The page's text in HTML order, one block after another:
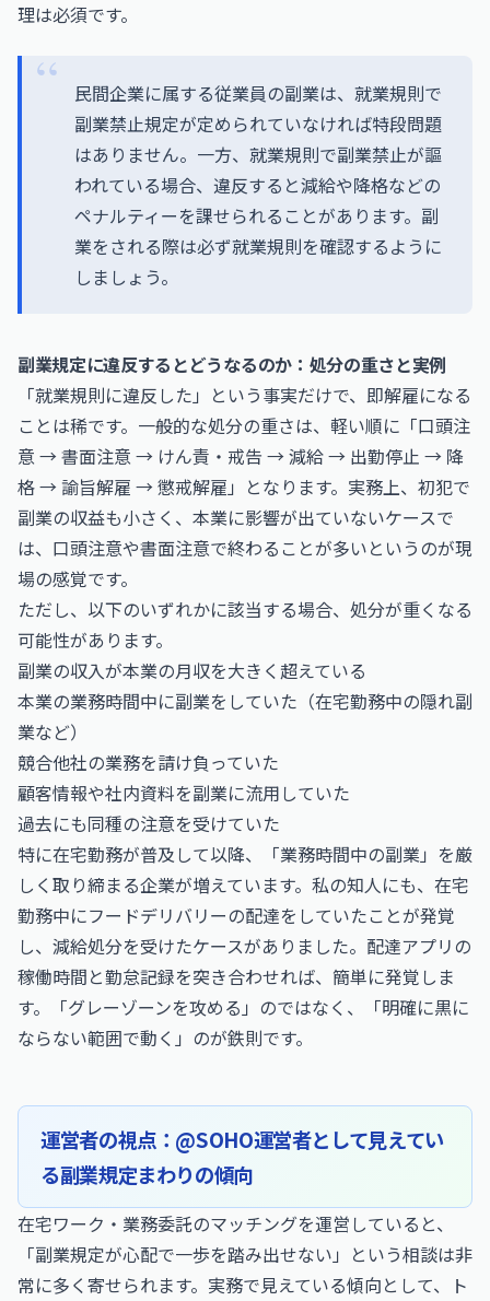
理は必須です。
民間企業に属する従業員の副業は、就業規則で
副業禁止規定が定められていなければ特段問題
はありません。一方、就業規則で副業禁止が謳
われている場合、違反すると減給や降格などの
ペナルティーを課せられることがあります。副
業をされる際は必ず就業規則を確認するように
しましょう。
副業規定に違反するとどうなるのか：処分の重さと実例
「就業規則に違反した」という事実だけで、即解雇になる
ことは稀です。一般的な処分の重さは、軽い順に「口頭注
意 → 書面注意 → けん責・戒告 → 減給 → 出勤停止 → 降
格 → 諭旨解雇 → 懲戒解雇」となります。実務上、初犯で
副業の収益も小さく、本業に影響が出ていないケースで
は、口頭注意や書面注意で終わることが多いというのが現
場の感覚です。
ただし、以下のいずれかに該当する場合、処分が重くなる
可能性があります。
副業の収入が本業の月収を大きく超えている
本業の業務時間中に副業をしていた（在宅勤務中の隠れ副
業など）
競合他社の業務を請け負っていた
顧客情報や社内資料を副業に流用していた
過去にも同種の注意を受けていた
特に在宅勤務が普及して以降、「業務時間中の副業」を厳
しく取り締まる企業が増えています。私の知人にも、在宅
勤務中にフードデリバリーの配達をしていたことが発覚
し、減給処分を受けたケースがありました。配達アプリの
稼働時間と勤怠記録を突き合わせれば、簡単に発覚しま
す。「グレーゾーンを攻める」のではなく、「明確に黒に
ならない範囲で動く」のが鉄則です。
運営者の視点：@SOHO運営者として見えてい
る副業規定まわりの傾向
在宅ワーク・業務委託のマッチングを運営していると、
「副業規定が心配で一歩を踏み出せない」という相談は非
常に多く寄せられます。実務で見えている傾向として、ト